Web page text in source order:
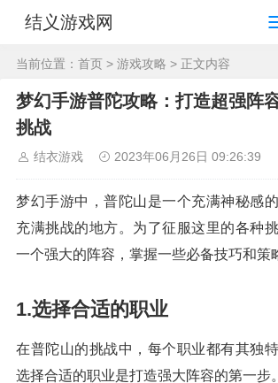
结义游戏网
当前位置： 首页 > 游戏攻略 > 正文内容
梦幻手游普陀攻略：打造超强阵
挑战
结衣游戏 2023年06月26日 09:26:39
梦幻手游中，普陀山是一个充满神秘感
充满挑战的地方。为了征服这里的各种
一个强大的阵容，掌握一些必备技巧和策
1.选择合适的职业
在普陀山的挑战中，每个职业都有其独特
选择合适的职业是打造强大阵容的第一步。